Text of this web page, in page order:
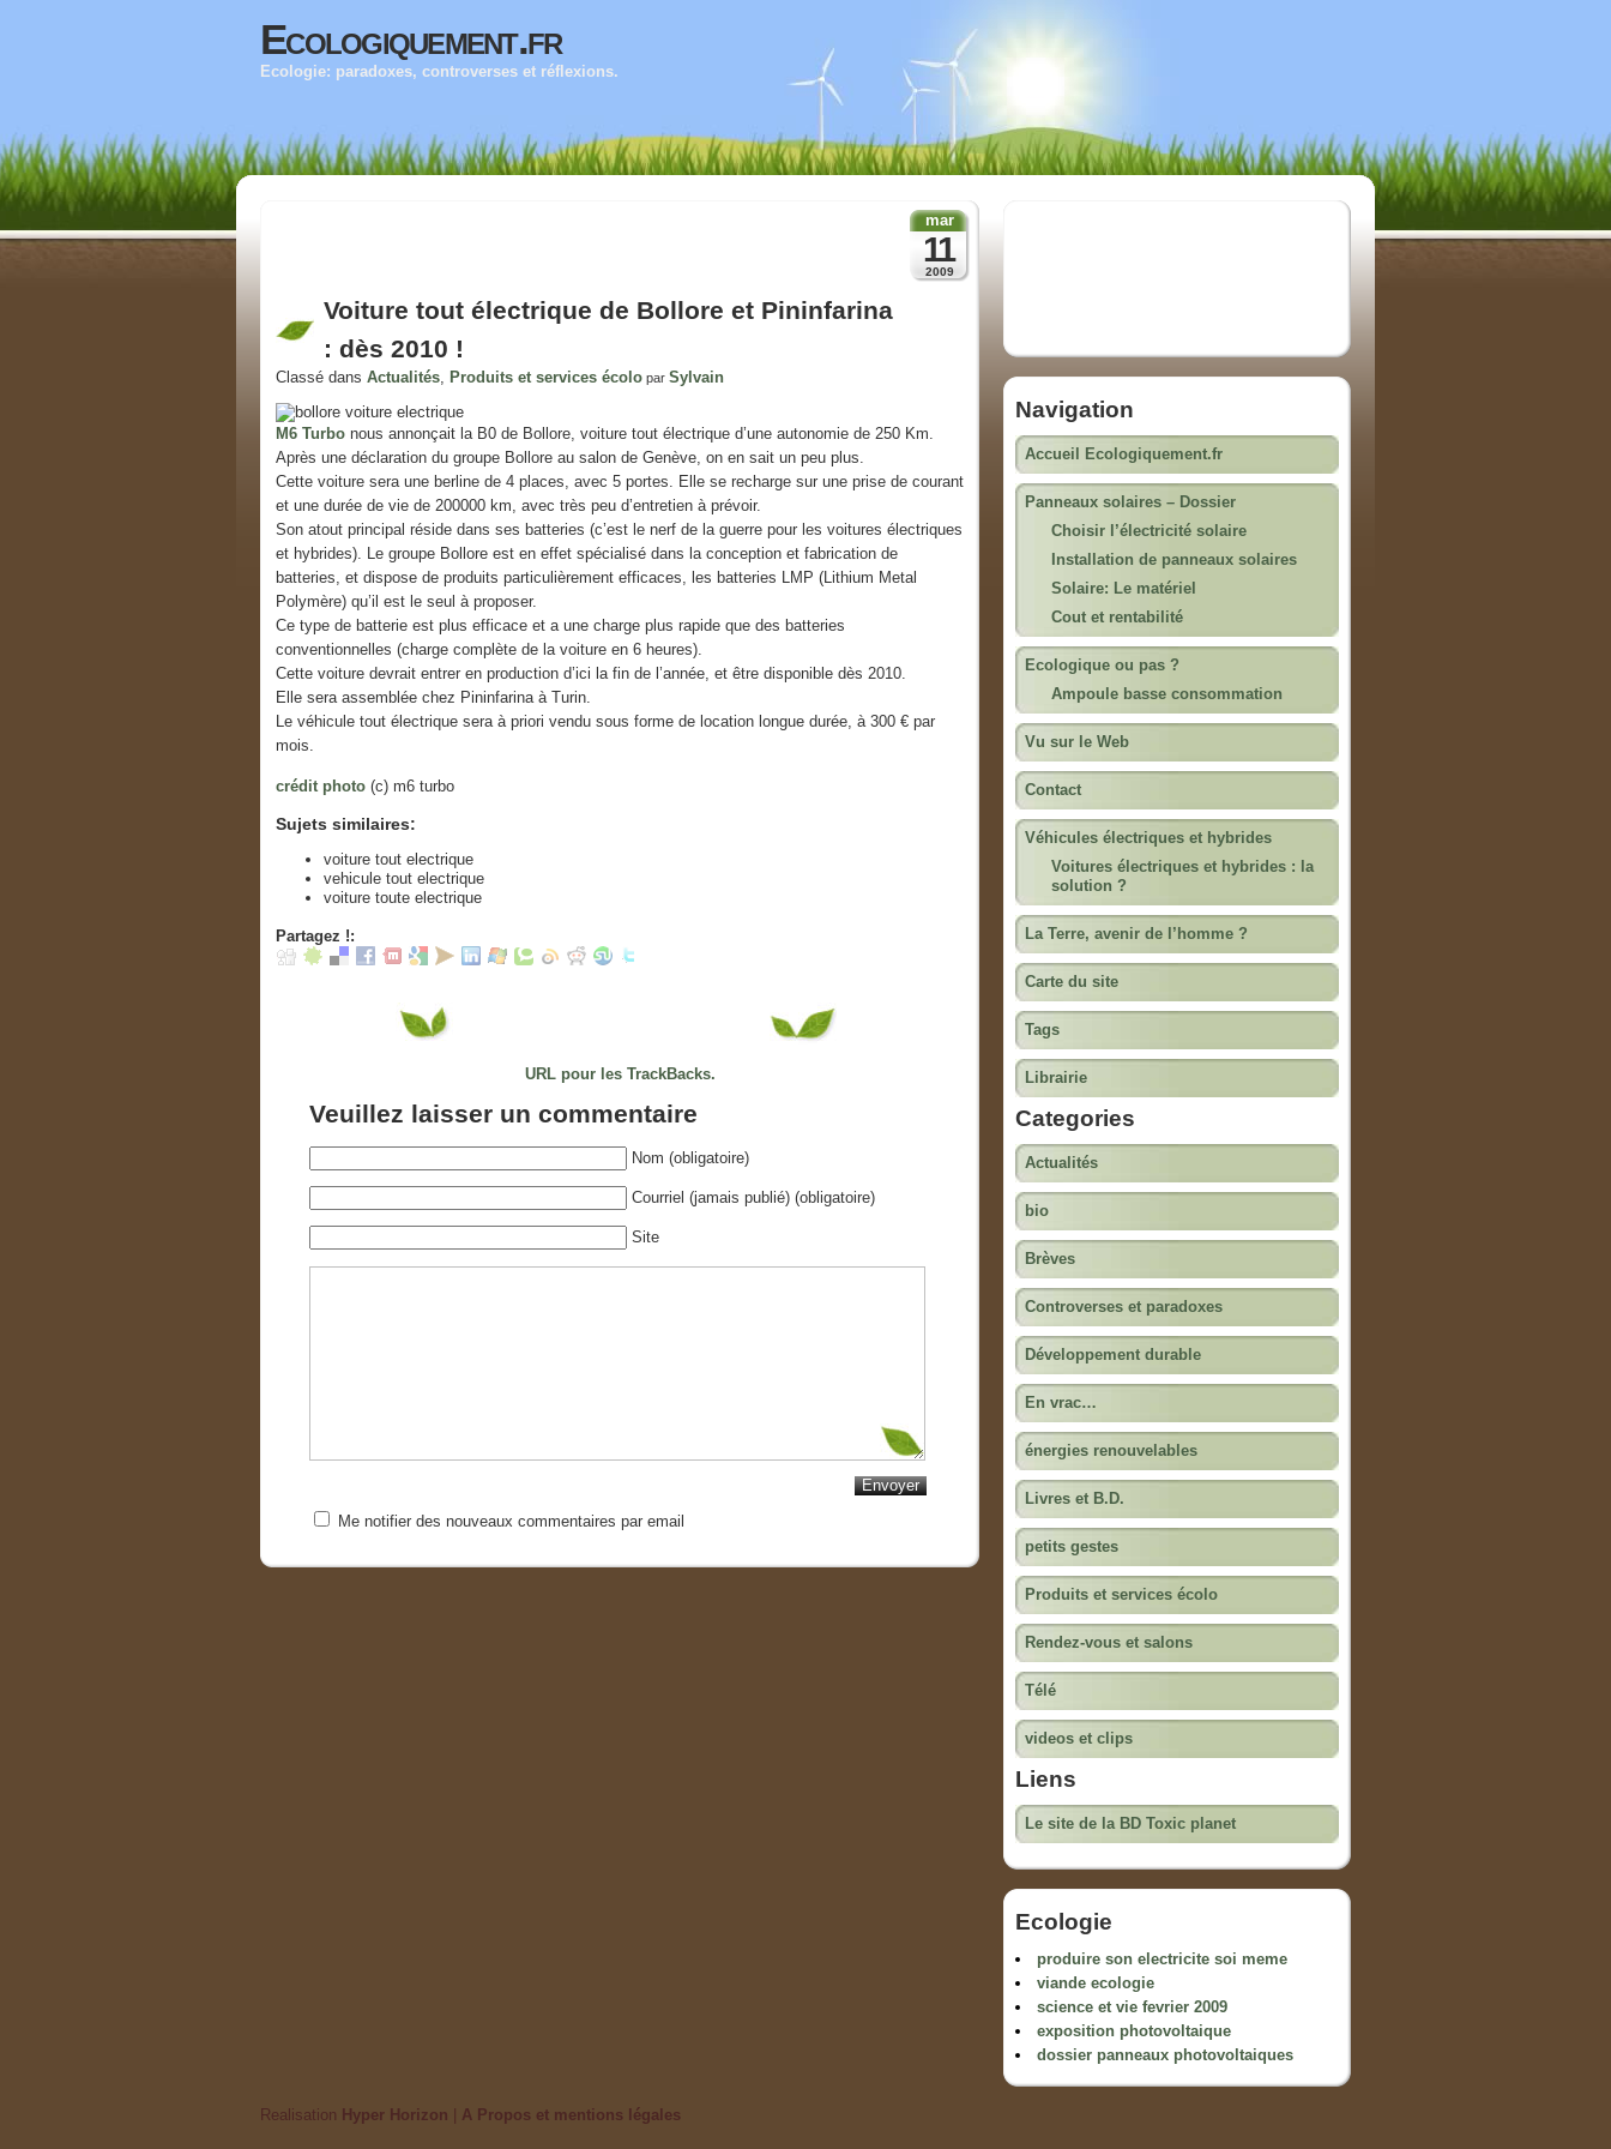
Ecologiquement.fr
Ecologie: paradoxes, controverses et réflexions.
Voiture tout électrique de Bollore et Pininfarina
: dès 2010 !
Classé dans Actualités, Produits et services écolo par Sylvain
mar
11
2009
M6 Turbo nous annonçait la B0 de Bollore, voiture tout électrique d’une autonomie de 250 Km.
Après une déclaration du groupe Bollore au salon de Genève, on en sait un peu plus.
Cette voiture sera une berline de 4 places, avec 5 portes. Elle se recharge sur une prise de courant
et une durée de vie de 200000 km, avec très peu d’entretien à prévoir.
Son atout principal réside dans ses batteries (c’est le nerf de la guerre pour les voitures électriques
et hybrides). Le groupe Bollore est en effet spécialisé dans la conception et fabrication de
batteries, et dispose de produits particulièrement efficaces, les batteries LMP (Lithium Metal
Polymère) qu’il est le seul à proposer.
Ce type de batterie est plus efficace et a une charge plus rapide que des batteries
conventionnelles (charge complète de la voiture en 6 heures).
Cette voiture devrait entrer en production d’ici la fin de l’année, et être disponible dès 2010.
Elle sera assemblée chez Pininfarina à Turin.
Le véhicule tout électrique sera à priori vendu sous forme de location longue durée, à 300 € par
mois.
crédit photo (c) m6 turbo
Sujets similaires:
voiture tout electrique
vehicule tout electrique
voiture toute electrique
Partagez !:
URL pour les TrackBacks.
Veuillez laisser un commentaire
Nom (obligatoire)
Courriel (jamais publié) (obligatoire)
Site
Me notifier des nouveaux commentaires par email
Navigation
Accueil Ecologiquement.fr
Panneaux solaires – Dossier
Choisir l’électricité solaire
Installation de panneaux solaires
Solaire: Le matériel
Cout et rentabilité
Ecologique ou pas ?
Ampoule basse consommation
Vu sur le Web
Contact
Véhicules électriques et hybrides
Voitures électriques et hybrides : la
solution ?
La Terre, avenir de l’homme ?
Carte du site
Tags
Librairie
Categories
Actualités
bio
Brèves
Controverses et paradoxes
Développement durable
En vrac…
énergies renouvelables
Livres et B.D.
petits gestes
Produits et services écolo
Rendez-vous et salons
Télé
videos et clips
Liens
Le site de la BD Toxic planet
Ecologie
produire son electricite soi meme
viande ecologie
science et vie fevrier 2009
exposition photovoltaique
dossier panneaux photovoltaiques
Realisation Hyper Horizon | A Propos et mentions légales